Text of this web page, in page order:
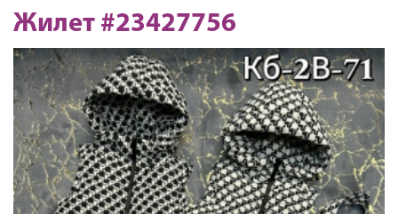
Жилет #23427756